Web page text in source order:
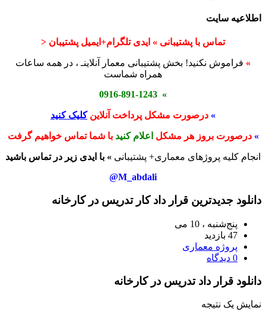
اطلاعیه سایت
تماس با پشتیبانی » ایدی تلگرام+ایمیل پشتیبان <
» فراموش نکنید! بخش پشتیبانی معمار آنلاینـ ، در همه ساعات
همراه شماست
» 0916-891-1243
» درصورت مشکل پرداخت آنلاینکلیک کنید
» درصورت بروز هر مشکل اعلام کنید با شما تماس خواهیم گرفت
انجام کلیه پروژهای معماری+ پشتیبانی » با ایدی زیر در تماس باشید
M_abdali@
دانلود جدیدترین قرار داد کار تدریس در کارخانه
پنج‌شنبه ، 10 می
47 بازدید
پروژه معماری
0 دیدگاه
دانلود قرار داد تدریس در کارخانه
نمایش یک نتیجه